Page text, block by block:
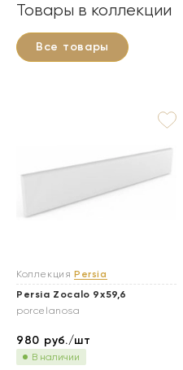
Товары в коллекции
Все товары
Коллекция Persia
Persia Zocalo 9x59,6
porcelanosa
980 руб./шт
В наличии